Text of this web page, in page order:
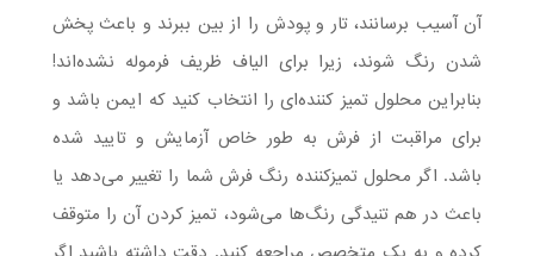
آن آسیب برسانند، تار و پودش را از بین ببرند و باعث پخش
شدن رنگ شوند، زیرا برای الیاف ظریف فرموله نشده‌اند!
بنابراین محلول تمیز کننده‌ای را انتخاب کنید که ایمن باشد و
برای مراقبت از فرش به طور خاص آزمایش و تایید شده
باشد. اگر محلول تمیزکننده رنگ فرش شما را تغییر می‌دهد یا
باعث در هم تنیدگی رنگ‌ها می‌شود، تمیز کردن آن را متوقف